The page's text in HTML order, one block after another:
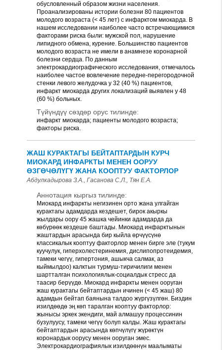
обусловленный образом жизни населения.
Проанализированы истории болезни 80 пациентов
молодого возраста (< 45 лет) с инфарктом миокарда. В
нашем исследовании наиболее часто встречающимися
факторами риска были: мужской пол, нарушение
липидного обмена, курение. Большинство пациентов
молодого возраста не имели в анамнезе коронарной
болезни сердца. По данным
электрокардиографического исследования, отмечалось
наиболее частое вовлечение передне-перегородочной
стенки левого желудочка у 32 (40 %) пациентов,
инфаркт миокарда других локализаций выявлен у 48
(60 %) больных.
Түйүндүү сөздөр орус тилинде:
инфаркт миокарда; пациенты молодого возраста;
факторы риска.
ЖАШ КУРАКТАГЫ БЕЙТАПТАРДЫН КУРЧ
МИОКАРД ИНФАРКТЫ МЕНЕН ООРУУ
ӨЗГӨЧӨЛҮГҮ ЖАНА КООПТУУ ФАКТОРЛОР
Абдулкадырова З.А., Гасанова С.Л., Тян Е.А.
Аннотация кыргыз тилинде:
Миокард инфаркты негизинен орто жана улгайган
курактагы адамдарда кездешет, бирок акыркы
жылдары оору 45 жашка чейинки адамдарда да
көбүрөөк кездеше баштады. Миокард инфарктынын
жаштардын арасында бир кыйла өрчүүсүнө
классикалык кооптуу факторлор менен бирге эле (тукум
куучулук, гиперхолестеринемия, дислипопротеидемия,
тамеки чегүү, гипертония, ашыкча салмак, аз
кыймылдоо) калктын турмуш-тиричилиги менен
шартталган психологиялык-социалдык стресс да
таасир берүүдө. Миокард инфаркты менен ооруган
жаш курактагы бейтаптардын ичинен (< 45 жаш) 80
адамдын бейтап баянына талдоо жүргүзүлгөн. Биздин
изилдөөдө эң көп таралган кооптуу факторлор:
жынысы эркек экендиги, май алмашуу процессинин
бузулуусу, тамеки чегүү болуп калды. Жаш курактагы
бейтаптардын арасында көпчүлүгү жүрөктүн
коронардык оорусу менен ооруган эмес.
Электрокардиографиялык изилдөөнүн маалыматы